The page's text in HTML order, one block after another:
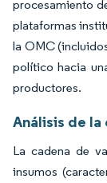
procesamiento
plataformas
la OMC
político hacia
productores.
Análisis de
La cadena de
insumos